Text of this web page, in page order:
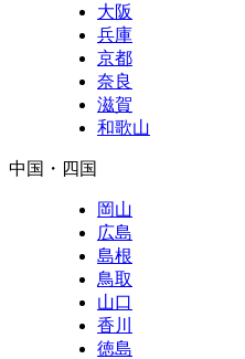
大阪
兵庫
京都
奈良
滋賀
和歌山
中国・四国
岡山
広島
島根
鳥取
山口
香川
徳島